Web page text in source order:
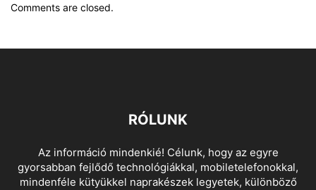
Comments are closed.
RÓLUNK
Az információ mindenkié! Célunk, hogy az egyre
gyorsabban fejlődő technológiákkal, mobiletelefonokkal,
mindenféle kütyükkel naprakészek legyetek, különböző